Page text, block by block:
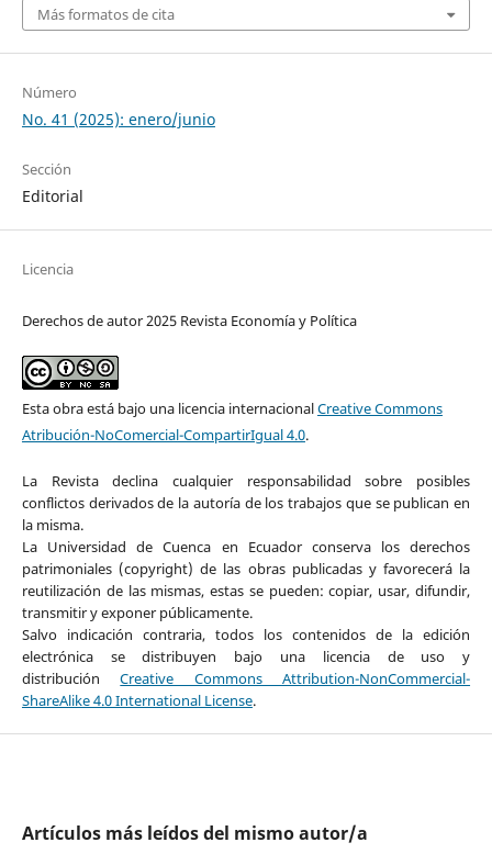
Más formatos de cita
Número
No. 41 (2025): enero/junio
Sección
Editorial
Licencia
Derechos de autor 2025 Revista Economía y Política
Esta obra está bajo una licencia internacionalCreative Commons
Atribución-NoComercial-CompartirIgual 4.0.
La Revista declina cualquier responsabilidad sobre posibles
conflictos derivados de la autoría de los trabajos que se publican en
la misma.
La Universidad de Cuenca en Ecuador conserva los derechos
patrimoniales (copyright) de las obras publicadas y favorecerá la
reutilización de las mismas, estas se pueden: copiar, usar, difundir,
transmitir y exponer públicamente.
Salvo indicación contraria, todos los contenidos de la edición
electrónica se distribuyen bajo una licencia de uso y
distribuciónCreative Commons Attribution-NonCommercial-
ShareAlike 4.0 International License.
Artículos más leídos del mismo autor/a